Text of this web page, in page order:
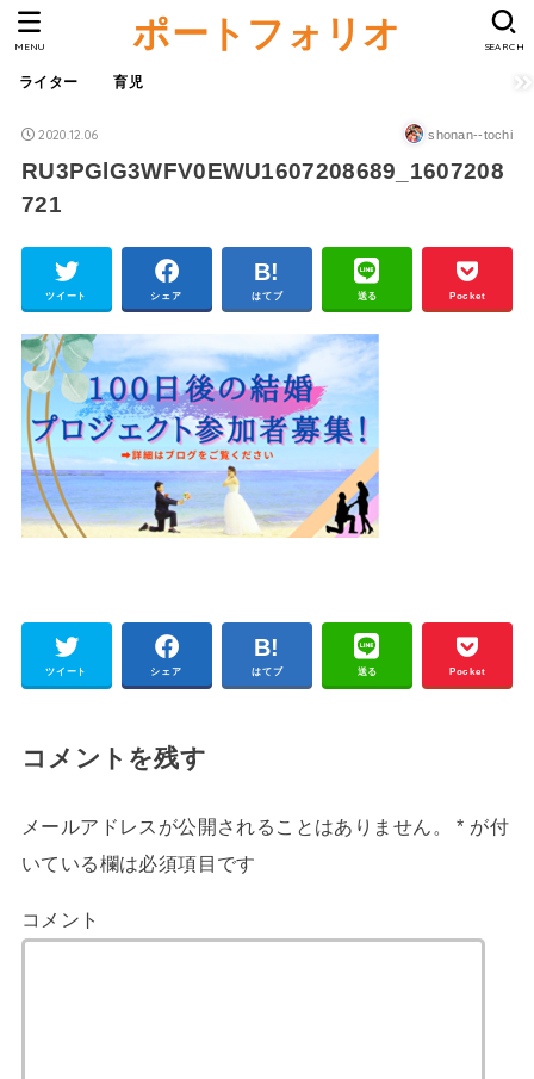
ポートフォリオ
ライター 育児
SEARCH
MENU
2020.12.06 shonan--tochi
RU3PGlG3WFV0EWU1607208689_1607208
721
ツイート シェア はてブ 送る Pocket
ツイート シェア はてブ 送る Pocket
コメントを残す
メールアドレスが公開されることはありません。 * が付
いている欄は必須項目です
コメント